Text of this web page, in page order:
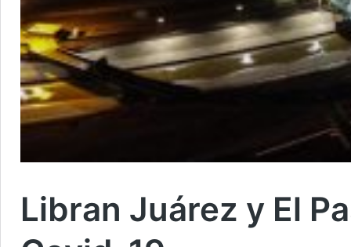
Libran Juárez y El